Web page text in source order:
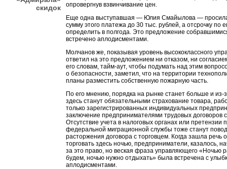
скидок
опровергнув взвинчивание цен.
Еще одна выступавшая — Юлия Смайылова —
сумму этого платежа до 30 тыс. рублей, а отсрочку по
определить в полгода. Это предложение
встречено аплодисментами.
Молчанов же, показывая уровень высококлассного
ответил на это предложением ни отказом, ни
его словам, тайм-аут, чтобы подумать над этим
о безопасности, заметил, что на территории
планы разместить собственную пожарную часть.
По его мнению, порядка на рынке станет больше и из-
здесь станут обязательными страхование товара,
только зарегистрированных индивидуальных
заключение предпринимателями трудовых договоров
Отсутствие учета в налоговых органах или претензии
федеральной миграционной службы тоже станут
расторжения договора с торговцем. Когда зашла речь
торговать здесь ночью, предприниматели, казалось,
за это право, но веская фраза управляющего «Ночью
будем, ночью нужно отдыхать» была встречена с
аплодисментами.